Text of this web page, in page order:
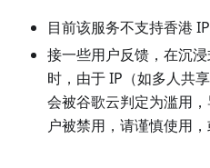
目前该服务不支持香港 IP
接一些用户反馈，在沉
时，由于 IP（如多人共
会被谷歌云判定为滥用
户被禁用，请谨慎使用，